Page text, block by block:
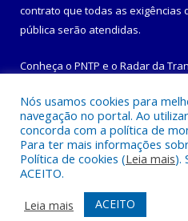
contrato que todas as exigências
pública serão atendidas.
Conheça o PNTP e o Radar da
Todos os direitos
Mapa do Site
Acessar Área
Nós usamos cookies para
navegação no portal. Ao
concorda com a política de
Para ter mais informações
Política de cookies (Leia mais).
ACEITO.
Leia mais
ACEITO